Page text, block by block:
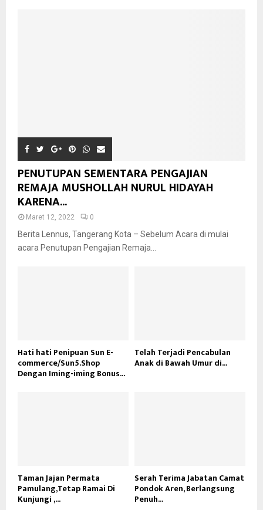
PENUTUPAN SEMENTARA PENGAJIAN
REMAJA MUSHOLLAH NURUL HIDAYAH
KARENA...
Maret 12, 2022 0
Berita Lennus, Tangerang Kota – Sebelum Acara di mulai
acara Penutupan Pengajian Remaja...
Hati hati Penipuan Sun E-
commerce/Sun5.Shop
Dengan Iming-iming Bonus...
Telah Terjadi Pencabulan
Anak di Bawah Umur di...
Taman Jajan Permata
Pamulang,Tetap Ramai Di
Kunjungi ,...
Serah Terima Jabatan Camat
Pondok Aren, Berlangsung
Penuh...